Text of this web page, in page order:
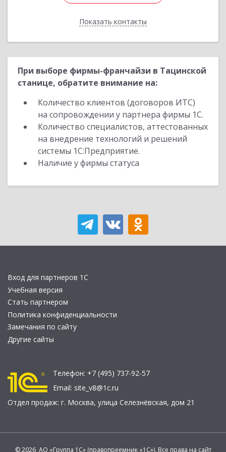
Показать контакты
Назад
При выборе фирмы-франчайзи в Тацинской
станице, обратите внимание на:
Количество клиентов (договоров ИТС)
на сопровождении у партнера фирмы 1С.
Количество специалистов, аттестованных
на внедрение технологий и решений
системы 1С:Предприятие.
Наличие у фирмы статуса
Вход для партнеров 1С
Учебная версия
Стать партнером
Политика конфиденциальности
Замечания по сайту
Другие сайты
Телефон: +7 (495) 737-92-57
Email: site_v8@1c.ru
Отдел продаж: г. Москва, улица Селезнёвская, дом 21
© 2026 АО «Группа 1С» (правопреемник «1С»). Все права на сайт